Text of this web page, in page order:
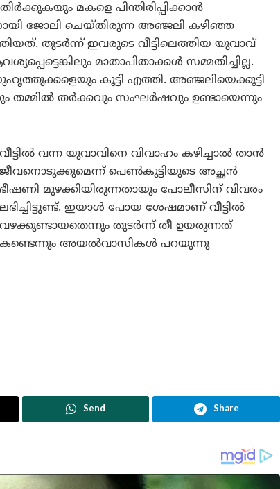
മകളെ പിന്തിരിപ്പിക്കാൻ
ജോലി ചെയ്തിരുന്ന അഞ്ജലി കഴിഞ്ഞ
തുടർന്ന് ഇവരുടെ വീട്ടിലെത്തിയ യുവാവ്
മാതാപിതാക്കൾ സമ്മതിച്ചില്ല.
കൂട്ടി എത്തി. അഞ്ജലിയെക്കൂട്ടി
തമ്മിൽ തർക്കവും സംഘർഷവും ഉണ്ടായെന്നും
വീട്ടിൽ വന്ന യുവാവിനെ വിവാഹം കഴിച്ചാൽ താൻ
ജീവനൊടുക്കുമെന്ന് പെൺകുട്ടിയുടെ അച്ഛൻ
ഭീഷണി മുഴക്കിയിരുന്നതായും പോലീസിന് വിവരം
ലഭിച്ചിട്ടുണ്ട്. ഇയാൾ പോയ ശേഷമാണ് വീട്ടിൽ
വഴക്കുണ്ടായതെന്നും തുടർന്ന് തീ ഉയരുന്നത്
കണ്ടെന്നും അയൽവാസികൾ പറയുന്നു
Send Share